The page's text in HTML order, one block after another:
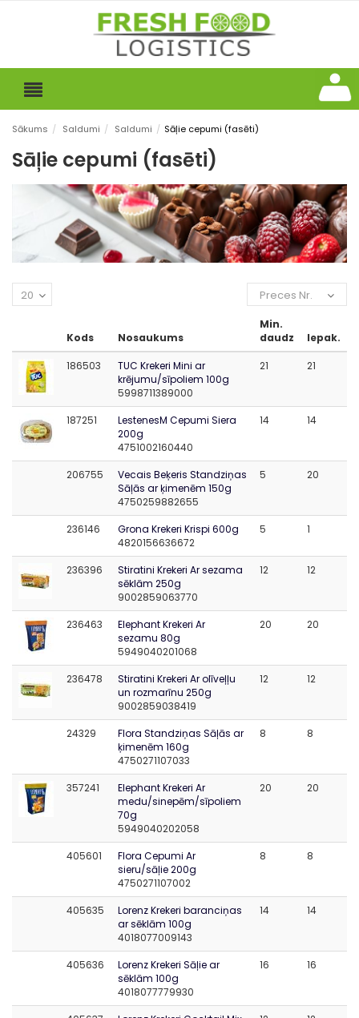
Sākums / Saldumi / Saldumi / Sāļie cepumi (fasēti)
Sāļie cepumi (fasēti)
Preces Nr.
20
Kods Nosaukums
Min.
daudz
Iepak.
186503
TUC Krekeri Mini ar
krējumu/sīpoliem 100g
5998711389000
21 21
187251
LestenesM Cepumi Siera
200g
4751002160440
14 14
206755
Vecais Beķeris Standziņas
Sāļās ar ķimenēm 150g
4750259882655
5 20
236146
Grona Krekeri Krispi 600g
4820156636672
5 1
236396
Stiratini Krekeri Ar sezama
sēklām 250g
9002859063770
12 12
236463
Elephant Krekeri Ar
sezamu 80g
5949040201068
20 20
236478
Stiratini Krekeri Ar olīveļļu
un rozmarīnu 250g
9002859038419
12 12
24329
Flora Standziņas Sāļās ar
ķimenēm 160g
4750271107033
8 8
357241
Elephant Krekeri Ar
medu/sinepēm/sīpoliem
70g
5949040202058
20 20
405601
Flora Cepumi Ar
sieru/sāļie 200g
4750271107002
8 8
405635
Lorenz Krekeri baranciņas
ar sēklām 100g
4018077009143
14 14
405636
Lorenz Krekeri Sāļie ar
sēklām 100g
4018077779930
16 16